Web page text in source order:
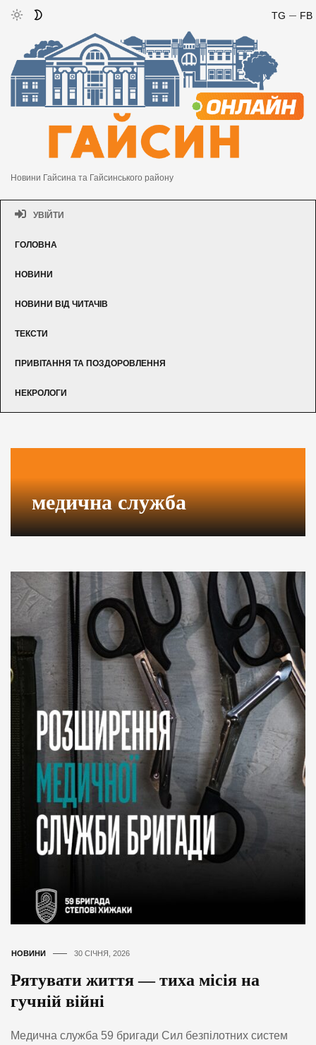
FB
TG
Новини Гайсина та Гайсинського району
УВІЙТИ
ГОЛОВНА
НОВИНИ
НОВИНИ ВІД ЧИТАЧІВ
ТЕКСТИ
ПРИВІТАННЯ ТА ПОЗДОРОВЛЕННЯ
НЕКРОЛОГИ
медична служба
НОВИНИ 30 СІЧНЯ, 2026
Рятувати життя — тиха місія на
гучній війні
Медична служба 59 бригади Сил безпілотних систем